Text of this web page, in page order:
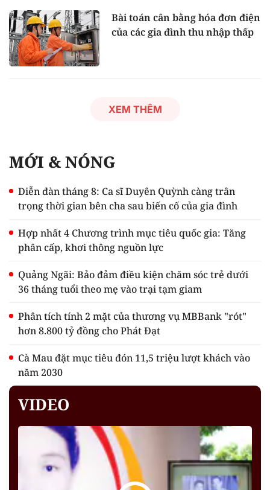
Bài toán cân bằng hóa đơn điện
của các gia đình thu nhập thấp
XEM THÊM
MỚI & NÓNG
Diễn đàn tháng 8: Ca sĩ Duyên Quỳnh càng trân
trọng thời gian bên cha sau biến cố của gia đình
Hợp nhất 4 Chương trình mục tiêu quốc gia: Tăng
phân cấp, khơi thông nguồn lực
Quảng Ngãi: Bảo đảm điều kiện chăm sóc trẻ dưới
36 tháng tuổi theo mẹ vào trại tạm giam
Phân tích tính 2 mặt của thương vụ MBBank "rót"
hơn 8.800 tỷ đồng cho Phát Đạt
Cà Mau đặt mục tiêu đón 11,5 triệu lượt khách vào
năm 2030
VIDEO